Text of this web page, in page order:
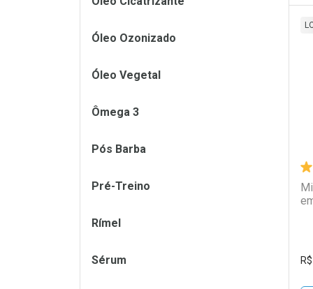
R$
Óleo Ozonizado
Óleo Vegetal
Ômega 3
Pós Barba
Pré-Treino
Rímel
Sérum